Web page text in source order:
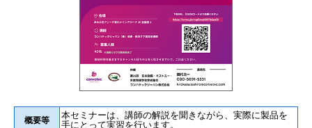
概要等
本セミナーは、講師の解説を聞きながら、実際に製品を
手にとって実習を行います。